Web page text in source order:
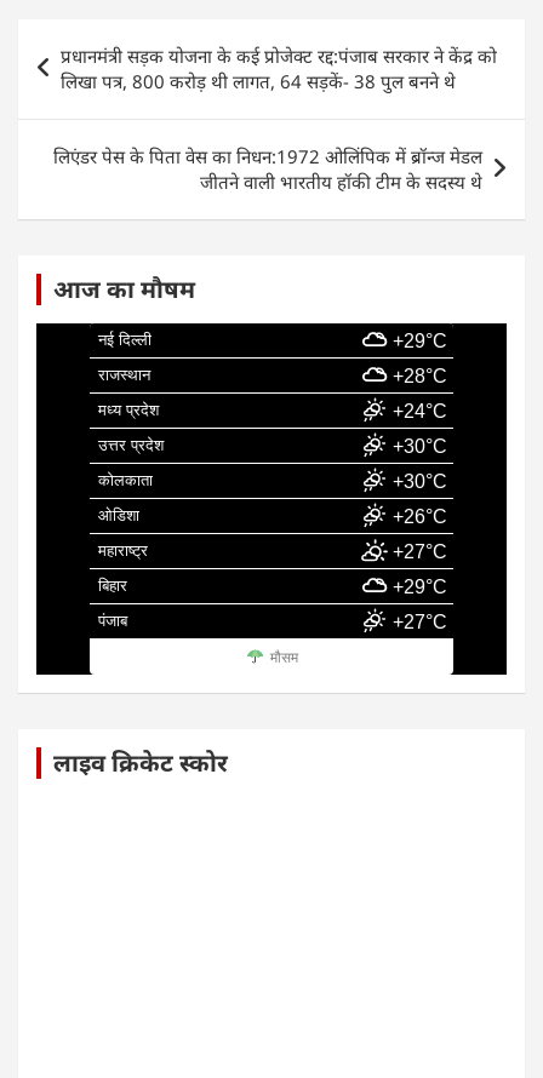
e
b
o
o
s
A
p
p
e
dI
n
l e
navigation
प्रधानमंत्री सड़क योजना के कई प्रोजेक्ट रद्द:पंजाब सरकार ने केंद्र को
लिखा पत्र, 800 करोड़ थी लागत, 64 सड़कें- 38 पुल बनने थे
लिएंडर पेस के पिता वेस का निधन:1972 ओलिंपिक में ब्रॉन्ज मेडल
जीतने वाली भारतीय हॉकी टीम के सदस्य थे
आज का मौषम
नई दिल्ली +29°C
राजस्थान +28°C
मध्य प्रदेश +24°C
उत्तर प्रदेश +30°C
कोलकाता +30°C
ओडिशा +26°C
महाराष्ट्र +27°C
बिहार +29°C
पंजाब +27°C
मौसम
लाइव क्रिकेट स्कोर